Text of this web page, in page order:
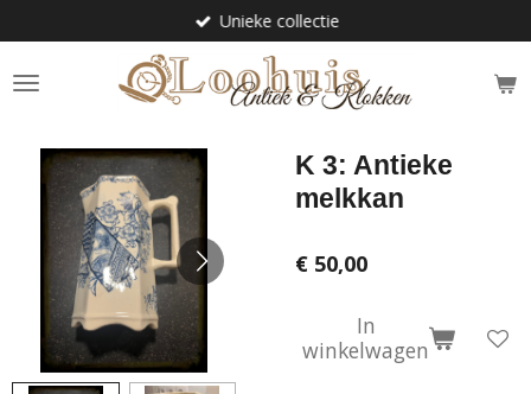
direct
naar
de
Unieke collectie
K 3: Antieke
melkkan
€ 50,00
In
winkelwagen